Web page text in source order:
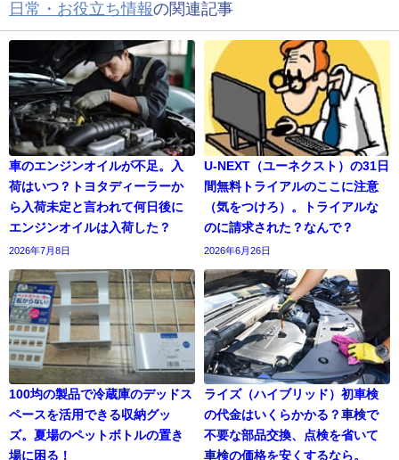
日常・お役立ち情報の関連記事
車のエンジンオイルが不足。入
荷はいつ？トヨタディーラーか
ら入荷未定と言われて何日後に
エンジンオイルは入荷した？
2026年7月8日
U-NEXT（ユーネクスト）の31日
間無料トライアルのここに注意
（気をつけろ）。トライアルな
のに請求された？なんで？
2026年6月26日
100均の製品で冷蔵庫のデッドス
ペースを活用できる収納グッ
ズ。夏場のペットボトルの置き
場に困る！
ライズ（ハイブリッド）初車検
の代金はいくらかかる？車検で
不要な部品交換、点検を省いて
車検の価格を安くするなら。